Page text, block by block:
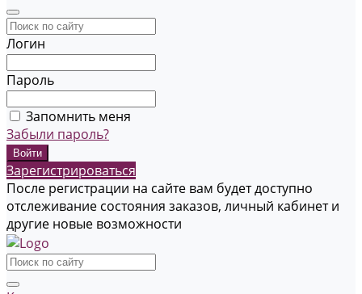
Логин
Пароль
Запомнить меня
Забыли пароль?
Зарегистрироваться
После регистрации на сайте вам будет доступно
отслеживание состояния заказов, личный кабинет и
другие новые возможности